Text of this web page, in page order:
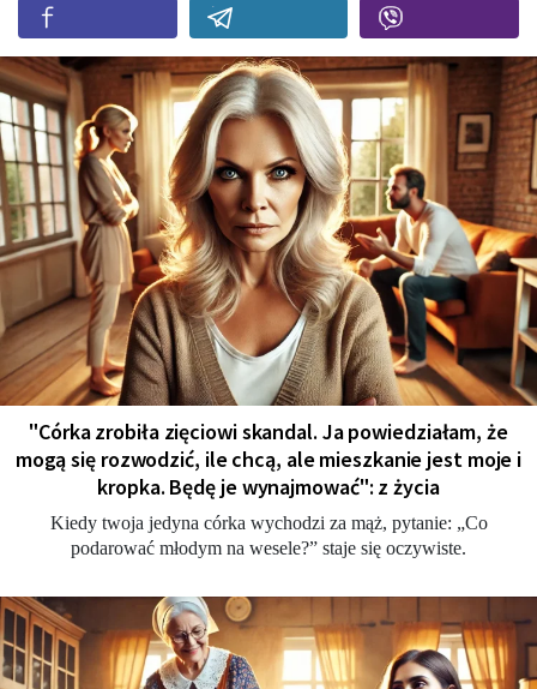
"Córka zrobiła zięciowi skandal. Ja powiedziałam, że
mogą się rozwodzić, ile chcą, ale mieszkanie jest moje i
kropka. Będę je wynajmować": z życia
Kiedy twoja jedyna córka wychodzi za mąż, pytanie: „Co
podarować młodym na wesele?” staje się oczywiste.